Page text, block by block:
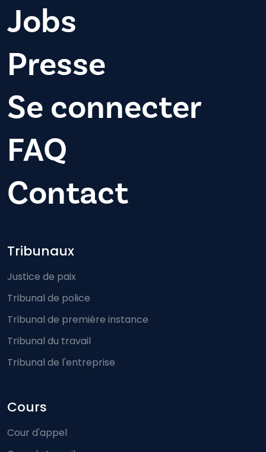
Jobs
Presse
Se connecter
FAQ
Contact
Footer-menu
Tribunaux
Justice de paix
Tribunal de police
Tribunal de première instance
Tribunal du travail
Tribunal de l'entreprise
Cours
Cour d'appel